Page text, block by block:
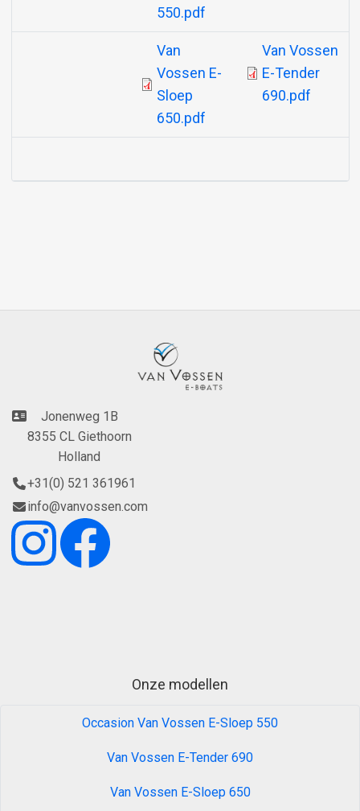
550.pdf
Document
Van
Vossen E-
Sloep
650.pdf
Document
Van Vossen
E-Tender
690.pdf
Jonenweg 1B
8355 CL Giethoorn
Holland
+31(0) 521 361961
info@vanvossen.com
Onze modellen
Occasion Van Vossen E-Sloep 550
Van Vossen E-Tender 690
Van Vossen E-Sloep 650